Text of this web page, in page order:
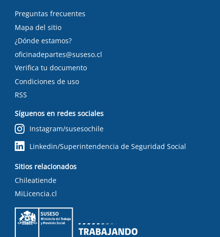
Preguntas frecuentes
Mapa del sitio
¿Dónde estamos?
oficinadepartes@suseso.cl
Verifica tu documento
Condiciones de uso
RSS
Síguenos en redes sociales
Instagram/susesochile
Linkedin/Superintendencia de Seguridad Social
Sitios relacionados
Chileatiende
MiLicencia.cl